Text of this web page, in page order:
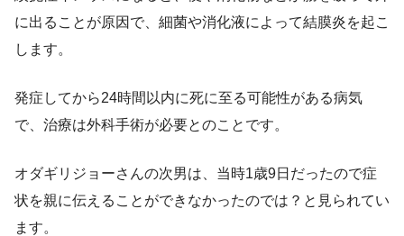
に出ることが原因で、細菌や消化液によって結膜炎を起こ
します。
発症してから24時間以内に死に至る可能性がある病気
で、治療は外科手術が必要とのことです。
オダギリジョーさんの次男は、当時1歳9日だったので症
状を親に伝えることができなかったのでは？と見られてい
ます。